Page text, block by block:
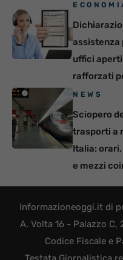
assistenza
uffici
rafforzati
NEWS
Sciopero
trasporti a
Italia:
e mezzi
Informazioneoggi.it di
A. Volta 16 - Palazzo
Codice Fiscale e